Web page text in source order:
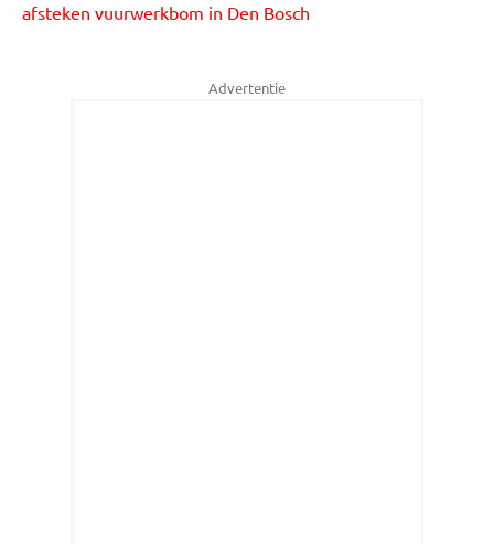
afsteken vuurwerkbom in Den Bosch
Advertentie